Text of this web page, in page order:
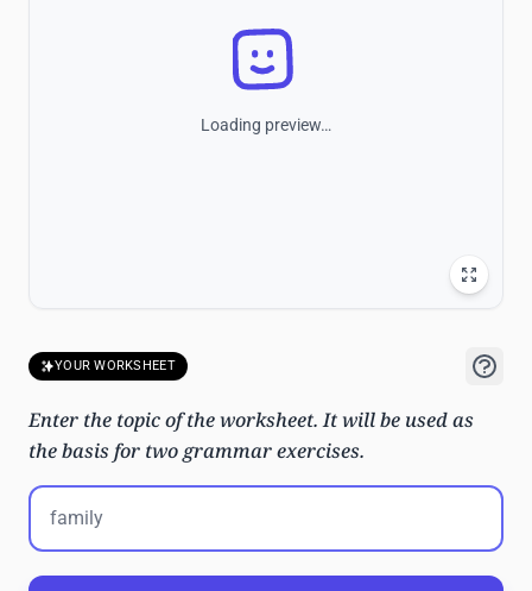
Loading preview…
YOUR WORKSHEET
Enter the topic of the worksheet. It will be used as
the basis for two grammar exercises.